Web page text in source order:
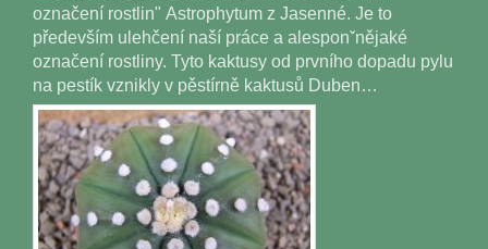
označení rostlin" Astrophytum z Jasenné. Je to
především ulehčení naší práce a alesponˇnějaké
označení rostliny. Tyto kaktusy od prvního dopadu pylu
na pestík vznikly v pěstírně kaktusů Duben…